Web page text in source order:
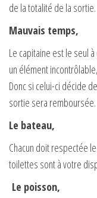
de la totalité de la sortie.
Mauvais temps,
Le capitaine est le seul
un élément
Donc si celui-ci décide
sortie sera remboursée.
Le bateau,
Chacun doit respectée
toilettes sont à votre
Le poisson,